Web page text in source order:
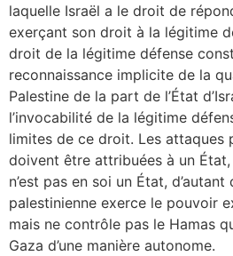
laquelle Israël a le droit de
exerçant son droit à la légitime
droit de la légitime défense
reconnaissance implicite de la
Palestine de la part de l’État
l’invocabilité de la légitime
limites de ce droit. Les attaques
doivent être attribuées à un
n’est pas en soi un État, d’autant
palestinienne exerce le pouvoir
mais ne contrôle pas le Hamas
Gaza d’une manière autonome.